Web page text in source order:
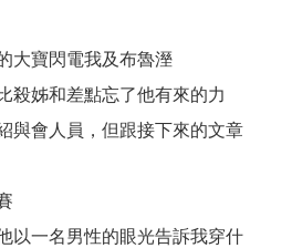
大寶閃電我及布魯溼
殺姊和差點忘了他有來的力
與會人員，但跟接下來的文章
以一名男性的眼光告訴我穿什